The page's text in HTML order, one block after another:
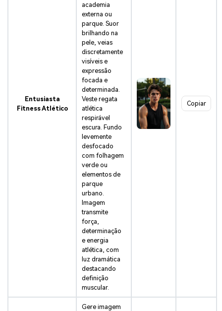
Entusiasta
Fitness Atlético
academia
externa ou
parque. Suor
brilhando na
pele, veias
discretamente
visíveis e
expressão
focada e
determinada.
Veste regata
atlética
respirável
escura. Fundo
levemente
desfocado
com folhagem
verde ou
elementos de
parque
urbano.
Imagem
transmite
força,
determinação
e energia
atlética, com
luz dramática
destacando
definição
muscular.
Copiar
Gere imagem